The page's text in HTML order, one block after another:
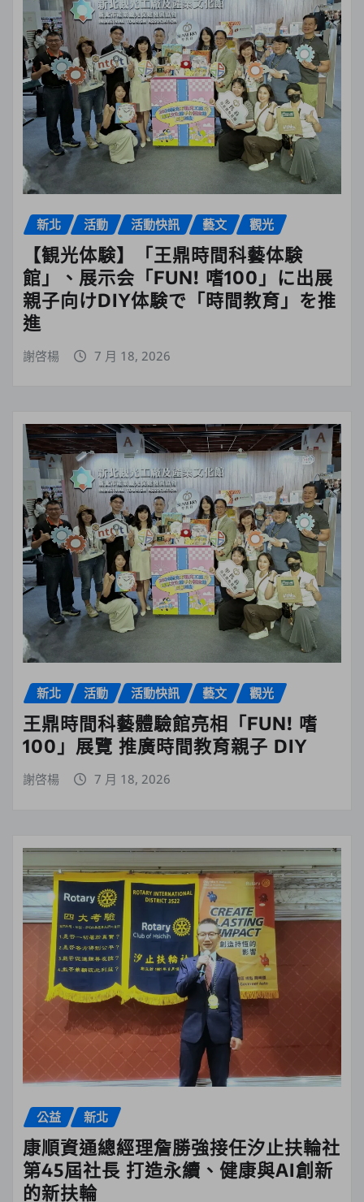
新北 活動 活動快訊 藝文 觀光
【観光体験】「王鼎時間科藝体験
館」、展示会「FUN! 嗜100」に出展
親子向けDIY体験で「時間教育」を推
進
謝啓楊 7 月 18, 2026
新北 活動 活動快訊 藝文 觀光
王鼎時間科藝體驗館亮相「FUN! 嗜
100」展覽 推廣時間教育親子 DIY
謝啓楊 7 月 18, 2026
公益 新北
康順資通總經理詹勝強接任汐止扶輪社
第45屆社長 打造永續、健康與AI創新
的新扶輪